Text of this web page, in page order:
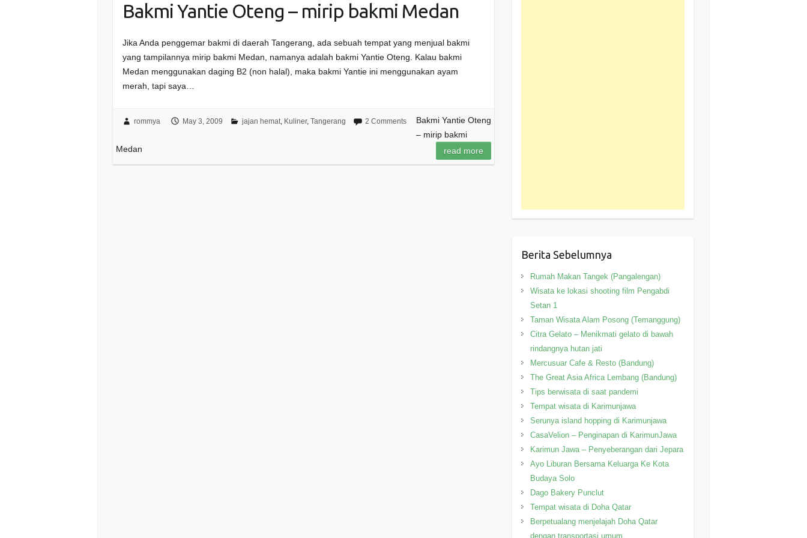
Bakmi Yantie Oteng – mirip bakmi Medan
Jika Anda penggemar bakmi di daerah Tangerang, ada sebuah tempat yang menjual bakmi
yang tampilannya mirip bakmi Medan, namanya adalah bakmi Yantie Oteng. Kalau bakmi
Medan menggunakan daging B2 (non halal), maka bakmi Yantie ini menggunakan ayam
merah, tapi saya…
rommya May 3, 2009 jajan hemat, Kuliner, Tangerang 2 Comments
Bakmi Yantie Oteng
– mirip bakmi
Medan
read more
Berita Sebelumnya
Rumah Makan Tangek (Pangalengan)
Wisata ke lokasi shooting film Pengabdi
Setan 1
Taman Wisata Alam Posong (Temanggung)
Citra Gelato – Menikmati gelato di bawah
rindangnya hutan jati
Mercusuar Cafe & Resto (Bandung)
The Great Asia Africa Lembang (Bandung)
Tips berwisata di saat pandemi
Tempat wisata di Karimunjawa
Serunya island hopping di Karimunjawa
CasaVelion – Penginapan di KarimunJawa
Karimun Jawa – Penyeberangan dari Jepara
Ayo Liburan Bersama Keluarga Ke Kota
Budaya Solo
Dago Bakery Punclut
Tempat wisata di Doha Qatar
Berpetualang menjelajah Doha Qatar
dengan transportasi umum